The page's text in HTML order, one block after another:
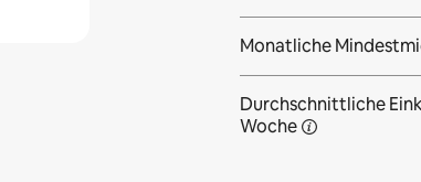
Monatliche
Durchschnittliche
Woche